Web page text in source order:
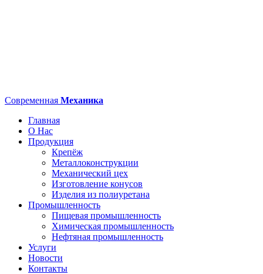
Современная Механика
Главная
О Нас
Продукция
Крепёж
Металлоконструкции
Механический цех
Изготовление конусов
Изделия из полиуретана
Промышленность
Пищевая промышленность
Химическая промышленность
Нефтяная промышленность
Услуги
Новости
Контакты